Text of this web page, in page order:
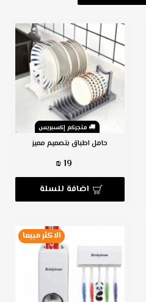
متجركم إكسبريس
حامل اطباق بتصميم مميز
19 ₪
اضافة للسلة
الاكثر مبيعا